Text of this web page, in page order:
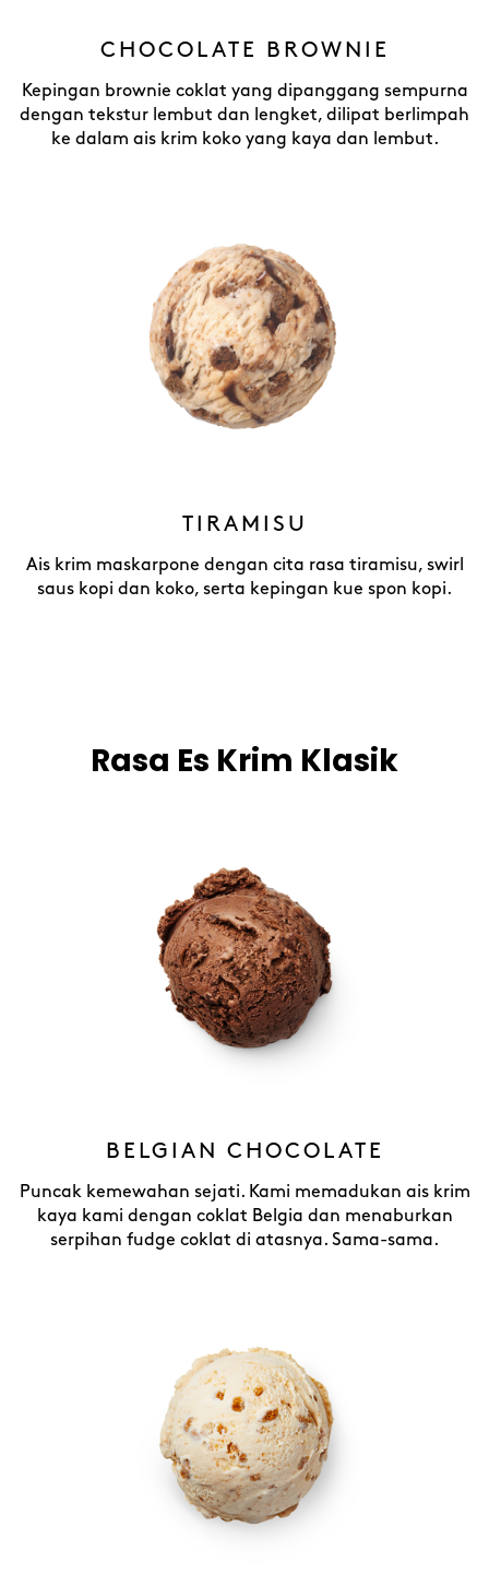
CHOCOLATE BROWNIE
Kepingan brownie coklat yang dipanggang sempurna
dengan tekstur lembut dan lengket, dilipat berlimpah
ke dalam ais krim koko yang kaya dan lembut.
TIRAMISU
Ais krim maskarpone dengan cita rasa tiramisu, swirl
saus kopi dan koko, serta kepingan kue spon kopi.
Rasa Es Krim Klasik
BELGIAN CHOCOLATE
Puncak kemewahan sejati. Kami memadukan ais krim
kaya kami dengan coklat Belgia dan menaburkan
serpihan fudge coklat di atasnya. Sama-sama.